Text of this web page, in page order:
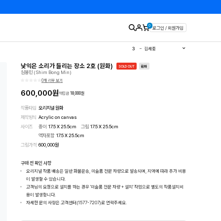
0 로그인 / 회원가입
2
김경희
3
김세중
6
이왈종
낯익은 소리가 들리는 장소 2호 (원화) SOLD OUT 원화
심봉민 (Shim Bong Min)
0개 리뷰 보기
600,000원적립금 18,000원
작품타입 오리지널 원화
제작방식 Acrylic on canvas
사이즈
종이 17.5 X 25.5cm 그림 17.5 X 25.5cm
액자포함 17.5X25.5cm
그림가격 600,000원
구매 전 확인 사항
오리지널 작품 배송은 일반 화물운송, 미술품 전문 차량으로 발송되며, 지역에 따라 추가 비용
이 발생할 수 있습니다.
고객님의 요청으로 설치를 하는 경우 '미술품 전문 차량 + 설치' 작업으로 별도의 작품설치비
용이 발생합니다.
자세한 문의 사항은 고객센터(1577-7207)로 연락주세요.